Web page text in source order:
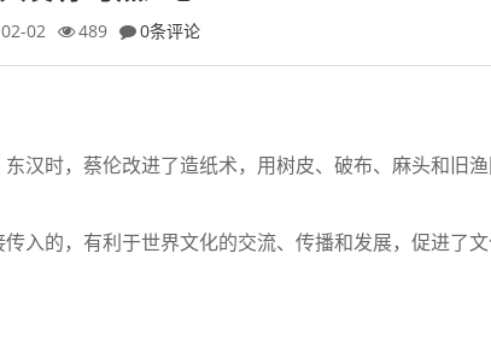
02 489 0条评论
汉时，蔡伦改进了造纸术，用树皮、破布、麻头和旧
入的，有利于世界文化的交流、 传播和发展，促进了